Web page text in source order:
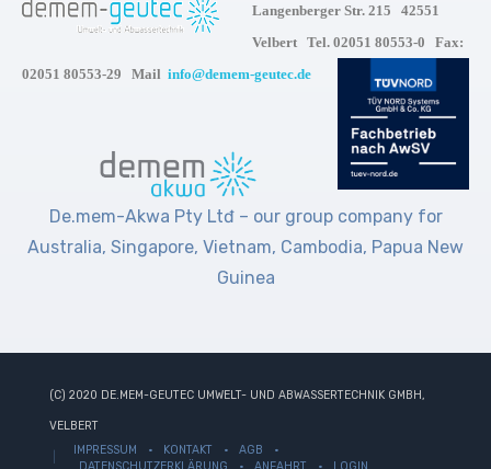
Langenberger Str. 215 42551
Velbert Tel. 02051 80553-0 Fax:
02051 80553-29 Mail info@demem-geutec.de
De.mem-Akwa Pty Ltđ – our group company for
Australia, Singapore, Vietnam, Cambodia, Papua New
Guinea
(C) 2020 DE.MEM-GEUTEC UMWELT- UND ABWASSERTECHNIK GMBH,
VELBERT
IMPRESSUM
KONTAKT
AGB
DATENSCHUTZERKLÄRUNG
ANFAHRT LOGIN